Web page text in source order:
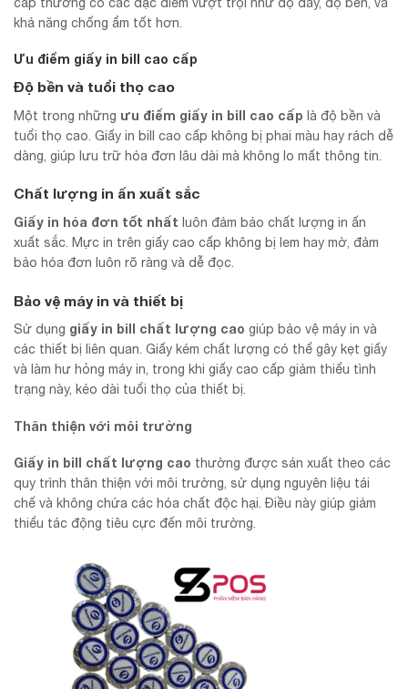
cấp thường có các đặc điểm vượt trội như độ dày, độ bền, và
khả năng chống ẩm tốt hơn.
Ưu điểm giấy in bill cao cấp
Độ bền và tuổi thọ cao
Một trong những ưu điểm giấy in bill cao cấp là độ bền và
tuổi thọ cao. Giấy in bill cao cấp không bị phai màu hay rách dễ
dàng, giúp lưu trữ hóa đơn lâu dài mà không lo mất thông tin.
Chất lượng in ấn xuất sắc
Giấy in hóa đơn tốt nhất luôn đảm bảo chất lượng in ấn
xuất sắc. Mực in trên giấy cao cấp không bị lem hay mờ, đảm
bảo hóa đơn luôn rõ ràng và dễ đọc.
Bảo vệ máy in và thiết bị
Sử dụng giấy in bill chất lượng cao giúp bảo vệ máy in và
các thiết bị liên quan. Giấy kém chất lượng có thể gây kẹt giấy
và làm hư hỏng máy in, trong khi giấy cao cấp giảm thiểu tình
trạng này, kéo dài tuổi thọ của thiết bị.
Thân thiện với môi trường
Giấy in bill chất lượng cao thường được sản xuất theo các
quy trình thân thiện với môi trường, sử dụng nguyên liệu tái
chế và không chứa các hóa chất độc hại. Điều này giúp giảm
thiểu tác động tiêu cực đến môi trường.